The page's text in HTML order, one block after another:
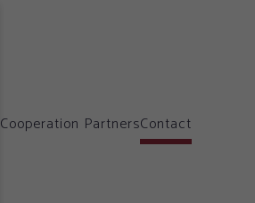
Cooperation PartnersContact